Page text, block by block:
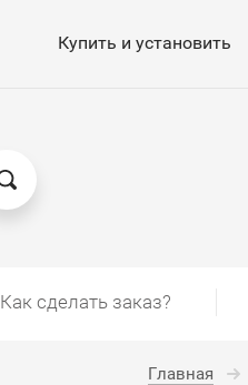
Купить и установить
Как сделать заказ?
Главная